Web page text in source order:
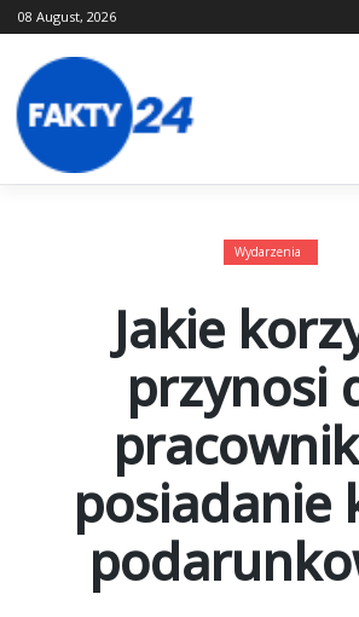
Skip
to
08 August, 2026
Wydarzenia
Jakie
przynosi
posiadanie